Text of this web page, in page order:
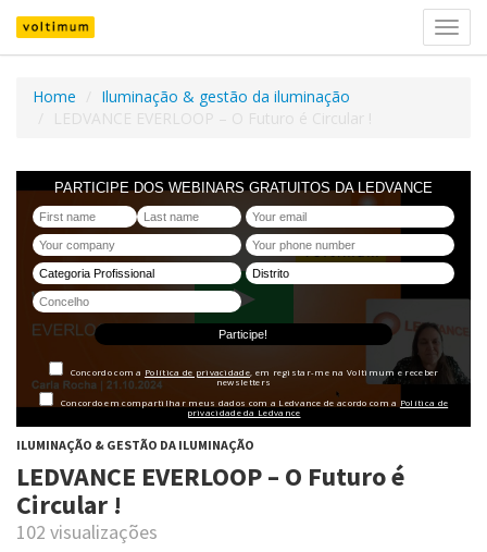
Home
Iluminação & gestão da iluminação
LEDVANCE EVERLOOP – O Futuro é Circular !
ILUMINAÇÃO & GESTÃO DA ILUMINAÇÃO
LEDVANCE EVERLOOP – O Futuro é
Circular !
102 visualizações